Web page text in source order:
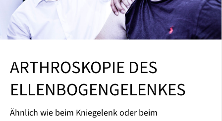
ARTHROSKOPIE DES
ELLENBOGENGELENKES
Ähnlich wie beim Kniegelenk oder beim